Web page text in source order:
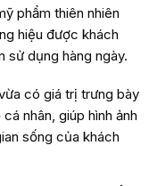
phẩm thiên nhiên
hiệu được khách
sử dụng hàng ngày.
có giá trị trưng bày
nhân, giúp hình ảnh
sống của khách